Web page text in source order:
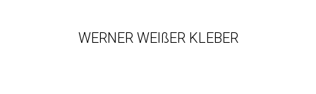
WERNER WEIßER KLEBER